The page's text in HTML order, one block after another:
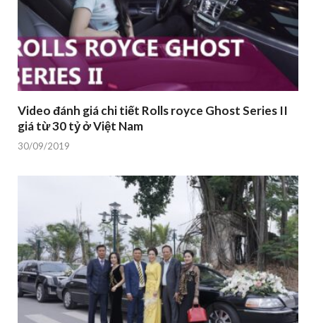
Video đánh giá chi tiết Rolls royce Ghost Series II
giá từ 30 tỷ ở Việt Nam
30/09/2019